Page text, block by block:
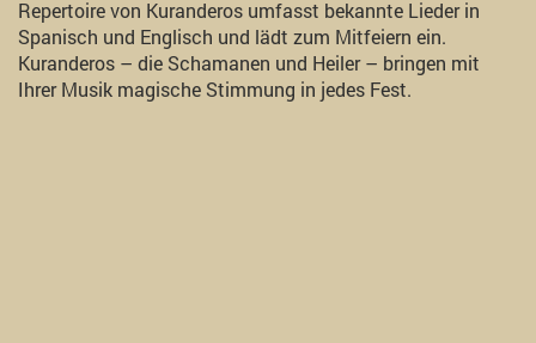
Repertoire von Kuranderos umfasst bekannte Lieder in
Spanisch und Englisch und lädt zum Mitfeiern ein.
Kuranderos – die Schamanen und Heiler – bringen mit
Ihrer Musik magische Stimmung in jedes Fest.